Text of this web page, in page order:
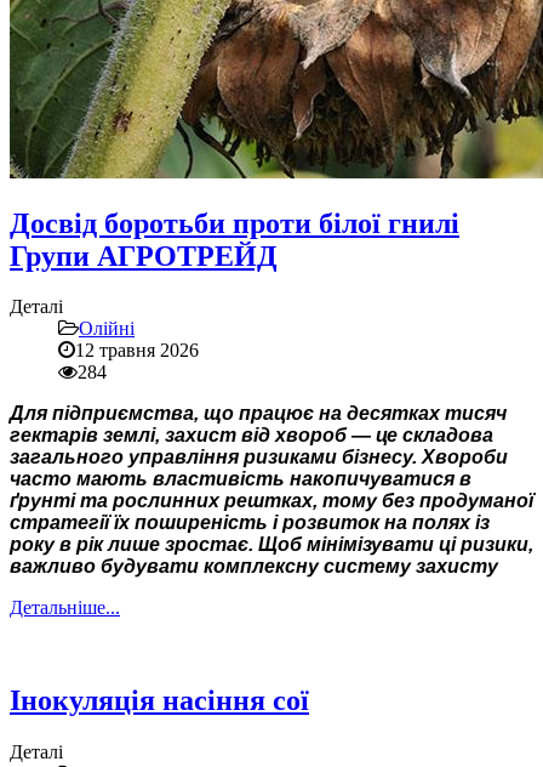
Досвід боротьби проти білої гнилі
Групи АГРОТРЕЙД
Деталі
Олійні
12 травня 2026
284
Для підприємства, що працює на десятках тисяч
гектарів землі, захист від хвороб — це складова
загального управління ризиками бізнесу. Хвороби
часто мають властивість накопичуватися в
ґрунті та рослинних рештках, тому без продуманої
стратегії їх поширеність і розвиток на полях із
року в рік лише зростає. Щоб мінімізувати ці ризики,
важливо будувати комплексну систему захисту
Детальніше...
Інокуляція насіння сої
Деталі